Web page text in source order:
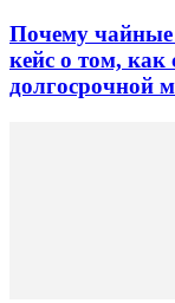
Почему
кейс о том, как
долгосрочной